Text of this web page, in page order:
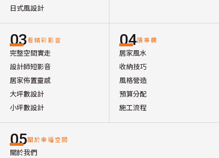
日式風設計
03看精彩影音
完整空間實走
設計師短影音
居家佈置靈感
大坪數設計
小坪數設計
04讀專欄
居家風水
收納技巧
風格營造
預算分配
施工流程
05關於幸福空間
關於我們